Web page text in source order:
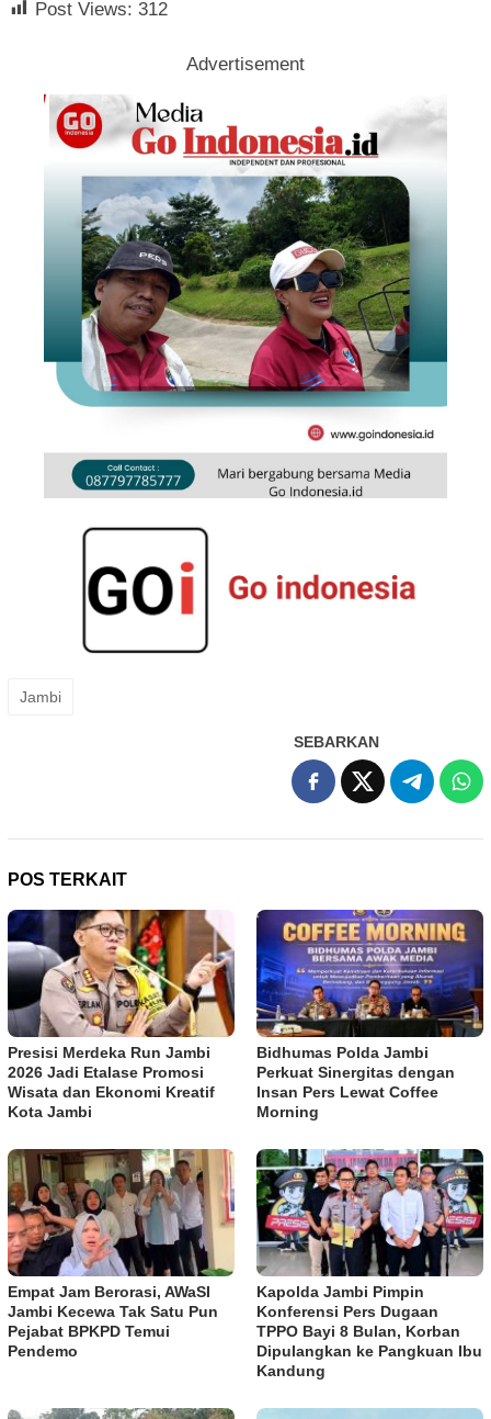
Post Views: 312
Advertisement
Jambi
SEBARKAN
POS TERKAIT
Presisi Merdeka Run Jambi
2026 Jadi Etalase Promosi
Wisata dan Ekonomi Kreatif
Kota Jambi
Bidhumas Polda Jambi
Perkuat Sinergitas dengan
Insan Pers Lewat Coffee
Morning
Empat Jam Berorasi, AWaSI
Jambi Kecewa Tak Satu Pun
Pejabat BPKPD Temui
Pendemo
Kapolda Jambi Pimpin
Konferensi Pers Dugaan
TPPO Bayi 8 Bulan, Korban
Dipulangkan ke Pangkuan Ibu
Kandung